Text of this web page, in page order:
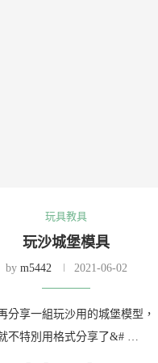
玩具教具
玩沙城堡模具
by m5442 2021-06-02
分享一組玩沙用的城堡模型，
不特別用格式分享了&# …